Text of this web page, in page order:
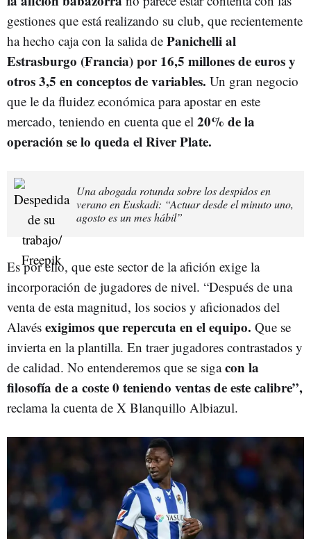
gestiones que está realizando su club, que recientemente
ha hecho caja con la salida de Panichelli al
Estrasburgo (Francia) por 16,5 millones de euros y
otros 3,5 en conceptos de variables. Un gran negocio
que le da fluidez económica para apostar en este
mercado, teniendo en cuenta que el 20% de la
operación se lo queda el River Plate.
Una abogada rotunda sobre los despidos en
verano en Euskadi: “Actuar desde el minuto uno,
agosto es un mes hábil”
Es por ello, que este sector de la afición exige la
incorporación de jugadores de nivel. “Después de una
venta de esta magnitud, los socios y aficionados del
Alavés exigimos que repercuta en el equipo. Que se
invierta en la plantilla. En traer jugadores contrastados y
de calidad. No entenderemos que se sigacon la
filosofía de a coste 0 teniendo ventas de este calibre”,
reclama la cuenta de X Blanquillo Albiazul.